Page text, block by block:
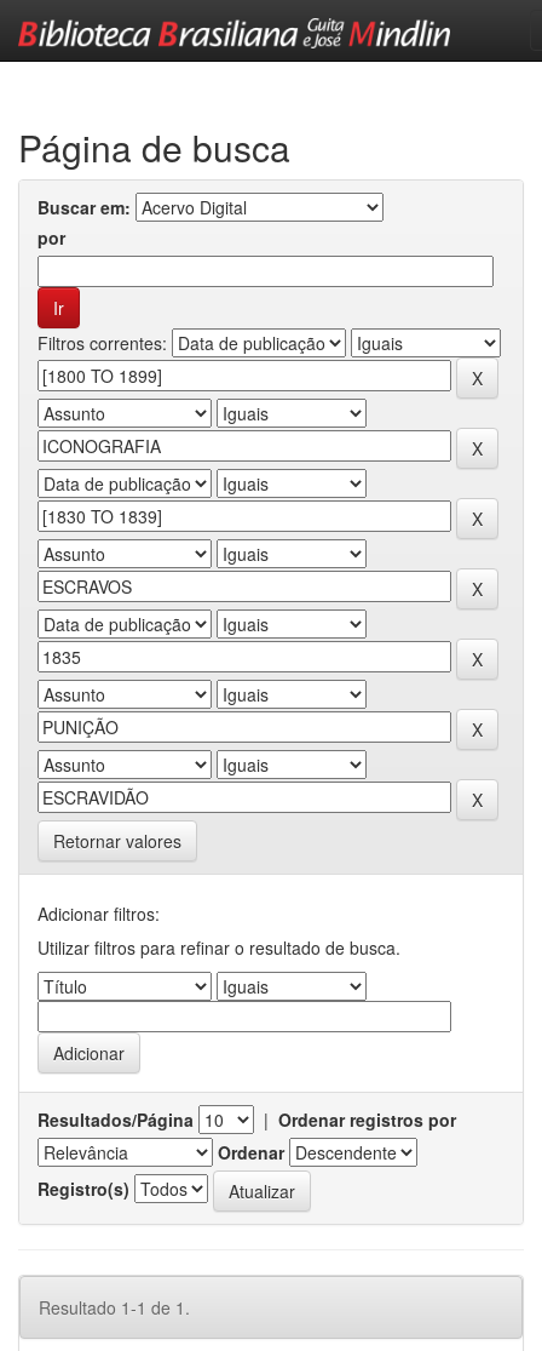
Página de busca
Buscar em:
por
Filtros correntes:
Retornar valores
Adicionar filtros:
Utilizar filtros para refinar o resultado de busca.
Resultados/Página | Ordenar registros por
Ordenar
Registro(s)
Resultado 1-1 de 1.